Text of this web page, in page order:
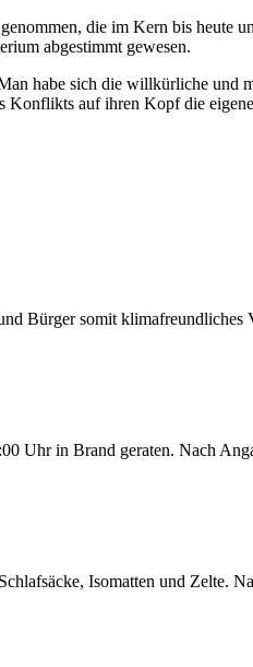
die im Kern bis heute
abgestimmt gewesen.
habe sich die willkürliche und
Konflikts auf ihren Kopf die
Bürger somit klimafreundliches
Uhr in Brand geraten. Nach
Isomatten und Zelte.